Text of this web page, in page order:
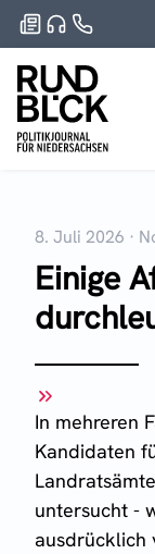
8. Juli 2026 ·
Einige
In mehreren
Kandidaten
untersucht -
ausdrücklich